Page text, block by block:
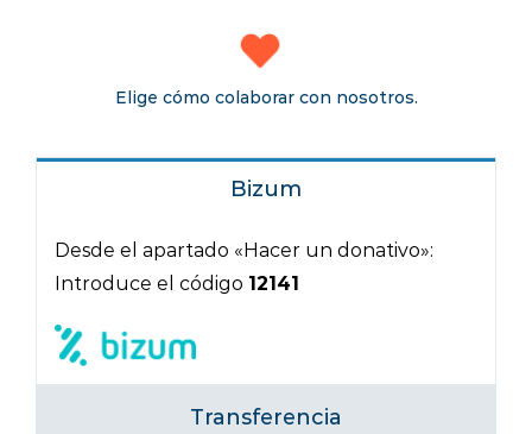
Elige cómo colaborar con nosotros.
Bizum
Desde el apartado «Hacer un donativo»:
Introduce el código 12141
Transferencia